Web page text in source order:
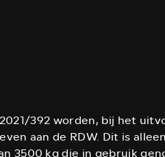
392 worden, bij het
aan de RDW. Dit is
3500 kg die in gebruik